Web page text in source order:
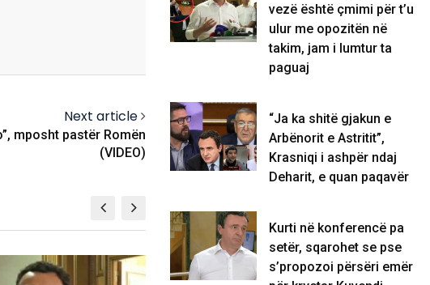
Next article
mposht pastër Romën
(VIDEO)
KOSOVË
vezë është çmimi për t’u
ulur me opozitën në
takim, jam i lumtur ta
paguaj
“Ja ka shitë gjakun e
Arbënorit e Astritit”,
Krasniqi i ashpër ndaj
Deharit, e quan paqavër
Kurti në konferencë pa
setër, sqarohet se pse
s’propozoi përsëri emër